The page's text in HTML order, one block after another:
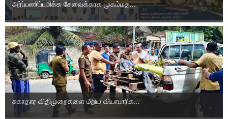
அர்ப்பணிப்புமிக்க சேவைக்காக முகம்மத...
சுகாதார விதிமுறைகளை மீறிய வியாபாரிக...